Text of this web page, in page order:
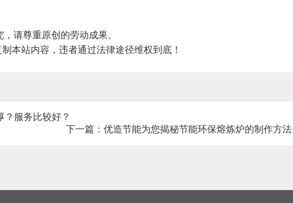
，请尊重原创的劳动成果。
本站内容，违者通过法律途径维权到底！
？服务比较好？
下一篇： 优造节能为您揭秘节能环保熔炼炉的制作方法